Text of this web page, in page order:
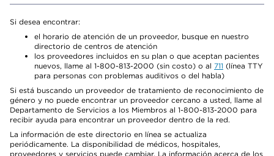
Si desea encontrar:
el horario de atención de un proveedor, busque en nuestro
directorio de centros de atención
los proveedores incluidos en su plan o que aceptan pacientes
nuevos, llame al 1-800-813-2000 (sin costo) o al 711 (línea TTY
para personas con problemas auditivos o del habla)
Si está buscando un proveedor de tratamiento de reconocimiento de
género y no puede encontrar un proveedor cercano a usted, llame al
Departamento de Servicios a los Miembros al 1-800-813-2000 para
recibir ayuda para encontrar un proveedor dentro de la red.
La información de este directorio en línea se actualiza
periódicamente. La disponibilidad de médicos, hospitales,
proveedores y servicios puede cambiar. La información acerca de los